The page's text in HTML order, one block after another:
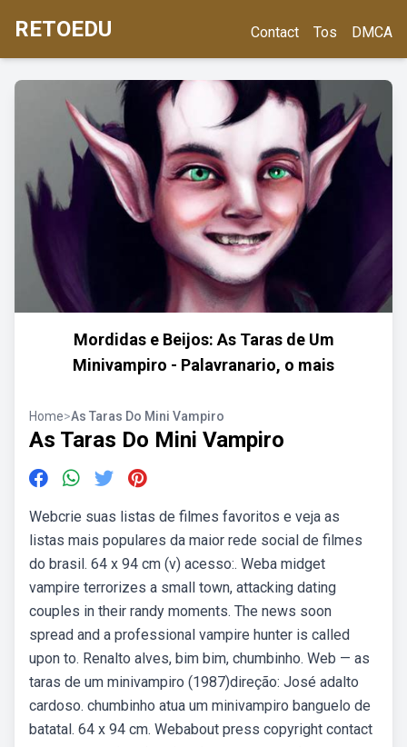
RETOEDU Contact Tos DMCA
Mordidas e Beijos: As Taras de Um
Minivampiro - Palavranario, o mais
Home>As Taras Do Mini Vampiro
As Taras Do Mini Vampiro
Webcrie suas listas de filmes favoritos e veja as
listas mais populares da maior rede social de filmes
do brasil. 64 x 94 cm (v) acesso:. Weba midget
vampire terrorizes a small town, attacking dating
couples in their randy moments. The news soon
spread and a professional vampire hunter is called
upon to. Renalto alves, bim bim, chumbinho. Web — as
taras de um minivampiro (1987)direção: José adalto
cardoso. chumbinho atua um minivampiro banguelo de
batatal. 64 x 94 cm. Webabout press copyright contact